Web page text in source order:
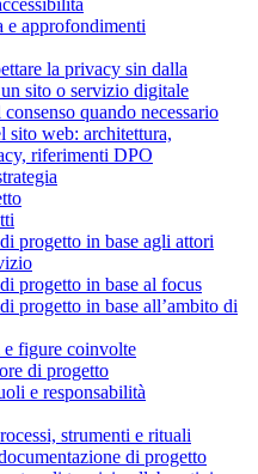
e approfondimenti
la privacy sin dalla
sito o servizio digitale
quando necessario
sito web: architettura,
riferimenti DPO
progetto in base agli attori
progetto in base al focus
progetto in base all’ambito di
figure coinvolte
di progetto
e responsabilità
strumenti e rituali
di progetto